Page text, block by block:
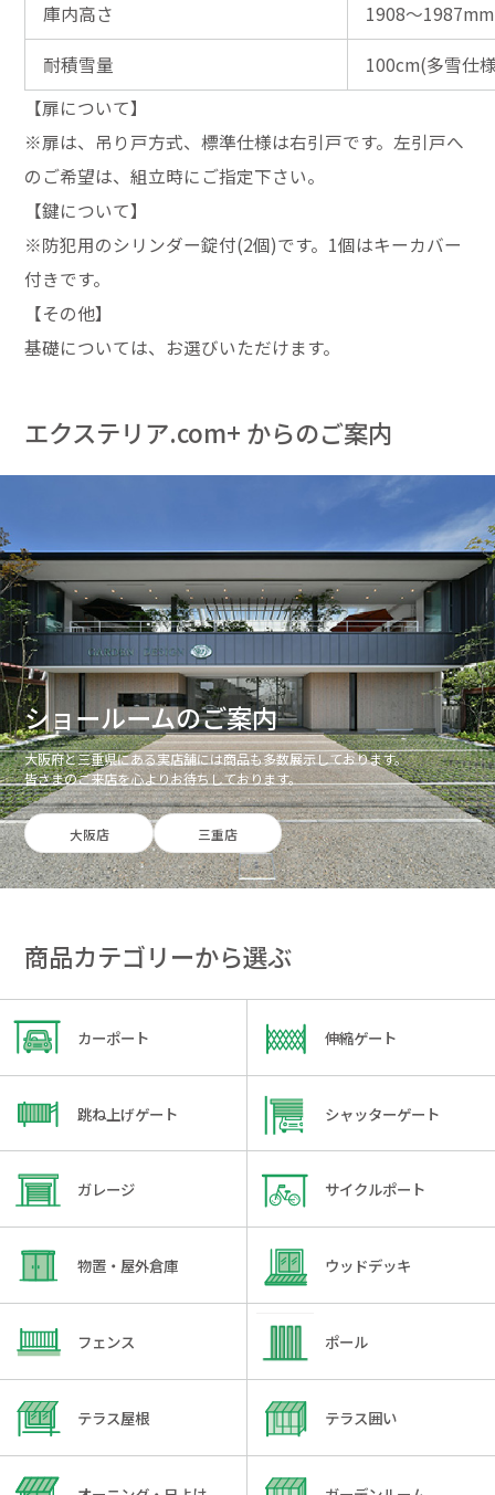
庫内高さ
1908～1987mm
耐積雪量
100cm(多雪仕
【扉について】
※扉は、吊り戸方式、標準仕様は右引戸です。左引戸へ
のご希望は、組立時にご指定下さい。
【鍵について】
※防犯用のシリンダー錠付(2個)です。1個はキーカバー
付きです。
【その他】
基礎については、お選びいただけます。
エクステリア.com+ からのご案内
ショールームのご案内
大阪府と三重県にある実店舗には商品も多数展示しております。
皆さまのご来店を心よりお待ちしております。
大阪店 三重店
商品カテゴリーから選ぶ
カーポート 伸縮ゲート
跳ね上げゲート シャッターゲート
ガレージ サイクルポート
物置・屋外倉庫 ウッドデッキ
フェンス ポール
テラス屋根 テラス囲い